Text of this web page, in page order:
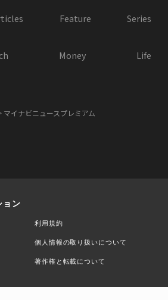
Feature Series
Money Life
マイナビニュースプレミアム
ョン
利用規約
個人情報の取り扱いについて
著作権と転載について